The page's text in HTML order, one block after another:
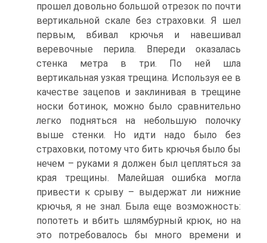
прошел довольно большой отрезок по почти
вертикальной скале без страховки. Я шел
первым, вбивал крючья и навешивал
веревочные перила. Впереди оказалась
стенка метра в три. По ней шла
вертикальная узкая трещина. Используя ее в
качестве зацепов и заклинивая в трещине
носки ботинок, можно было сравнительно
легко подняться на небольшую полочку
выше стенки. Но идти надо было без
страховки, потому что бить крючья было бы
нечем – руками я должен был цепляться за
края трещины. Малейшая ошибка могла
привести к срыву – выдержат ли нижние
крючья, я не знал. Была еще возможность:
попотеть и вбить шлямбурный крюк, но на
это потребовалось бы много времени и